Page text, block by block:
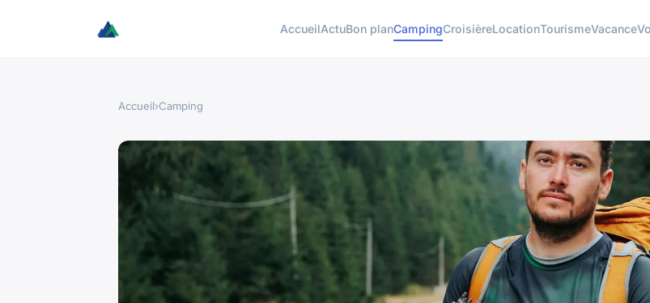
AccueilActuBon planCampingCroisièreLocationTourismeVacance
Accueil›Camping